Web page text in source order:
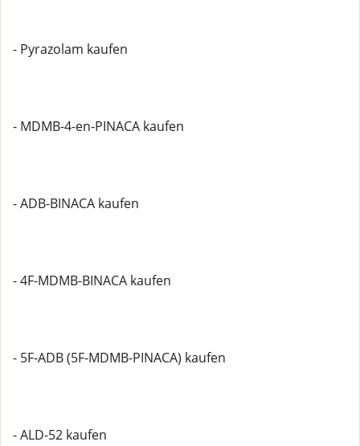
- Pyrazolam kaufen
- MDMB-4-en-PINACA kaufen
- ADB-BINACA kaufen
- 4F-MDMB-BINACA kaufen
- 5F-ADB (5F-MDMB-PINACA) kaufen
- ALD-52 kaufen